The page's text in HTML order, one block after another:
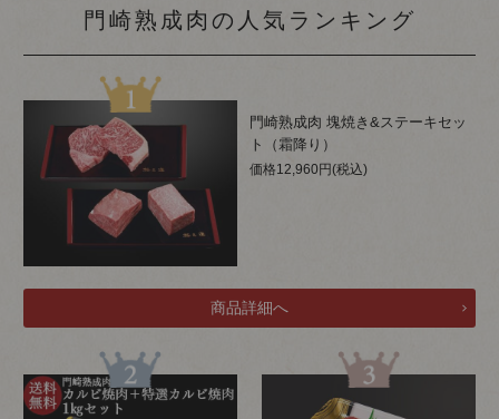
門崎熟成肉の人気ランキング
門崎熟成肉 塊焼き&ステーキセッ
ト（霜降り）
価格12,960円(税込)